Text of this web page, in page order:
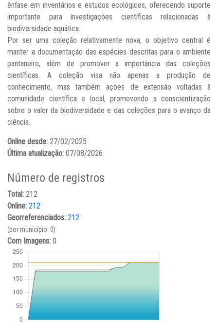
ênfase em inventários e estudos ecológicos, oferecendo suporte
importante para investigações científicas relacionadas à
biodiversidade aquática.
Por ser uma coleção relativamente nova, o objetivo central é
manter a documentação das espécies descritas para o ambiente
pantaneiro, além de promover a importância das coleções
científicas. A coleção visa não apenas a produção de
conhecimento, mas também ações de extensão voltadas à
comunidade científica e local, promovendo a conscientização
sobre o valor da biodiversidade e das coleções para o avanço da
ciência.
Online desde: 27/02/2025
Última atualização: 07/08/2026
Número de registros
Total: 212
Online: 212
Georreferenciados: 212
(por município: 0)
Com Imagens: 0